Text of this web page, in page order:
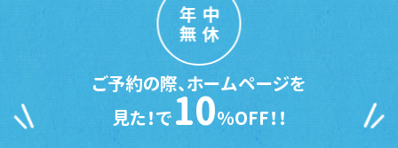
年中
無休
ご予約の際、ホームページを
見た！で10％OFF！！